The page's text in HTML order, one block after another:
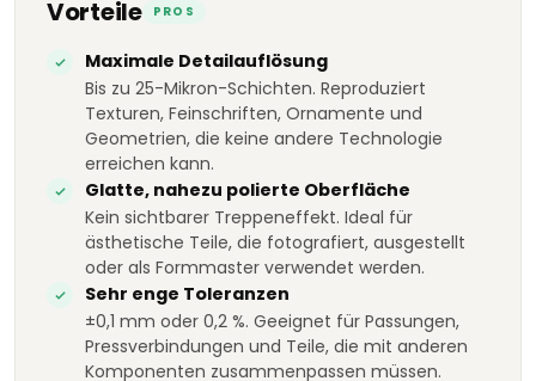
Vorteile PROS
Maximale Detailauflösung
Bis zu 25-Mikron-Schichten. Reproduziert
Texturen, Feinschriften, Ornamente und
Geometrien, die keine andere Technologie
erreichen kann.
Glatte, nahezu polierte Oberfläche
Kein sichtbarer Treppeneffekt. Ideal für
ästhetische Teile, die fotografiert, ausgestellt
oder als Formmaster verwendet werden.
Sehr enge Toleranzen
±0,1 mm oder 0,2 %. Geeignet für Passungen,
Pressverbindungen und Teile, die mit anderen
Komponenten zusammenpassen müssen.